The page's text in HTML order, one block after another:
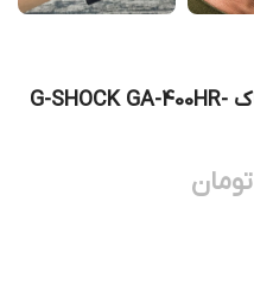
ساعت مچی مردانه کاسیو جیشاک G-SHOCK GA-400HR-
تومان